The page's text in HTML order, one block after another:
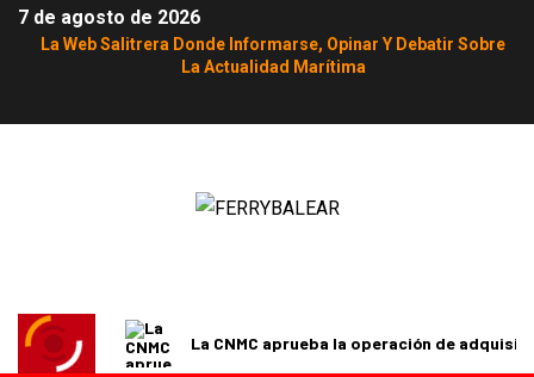
7 de agosto de 2026
La Web Salitrera Donde Informarse, Opinar Y Debatir Sobre
La Actualidad Marítima
La CNMC aprueba la operación de